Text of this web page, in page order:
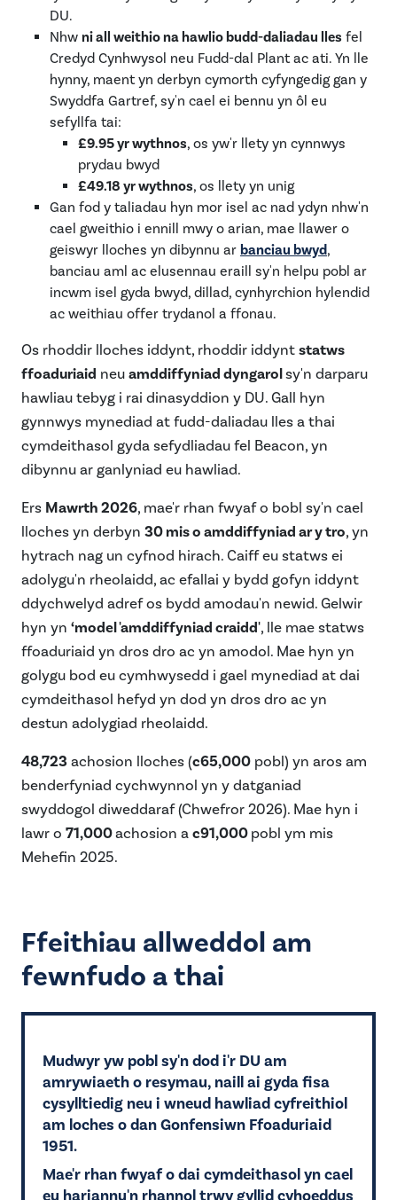
DU.
Nhw ni all weithio na hawlio budd-daliadau lles fel
Credyd Cynhwysol neu Fudd-dal Plant ac ati. Yn lle
hynny, maent yn derbyn cymorth cyfyngedig gan y
Swyddfa Gartref, sy'n cael ei bennu yn ôl eu
sefyllfa tai:
£9.95 yr wythnos, os yw'r llety yn cynnwys
prydau bwyd
£49.18 yr wythnos, os llety yn unig
Gan fod y taliadau hyn mor isel ac nad ydyn nhw'n
cael gweithio i ennill mwy o arian, mae llawer o
geiswyr lloches yn dibynnu ar banciau bwyd,
banciau aml ac elusennau eraill sy'n helpu pobl ar
incwm isel gyda bwyd, dillad, cynhyrchion hylendid
ac weithiau offer trydanol a ffonau.
Os rhoddir lloches iddynt, rhoddir iddyntstatws
ffoaduriaid neuamddiffyniad dyngarolsy'n darparu
hawliau tebyg i rai dinasyddion y DU. Gall hyn
gynnwys mynediad at fudd-daliadau lles a thai
cymdeithasol gyda sefydliadau fel Beacon, yn
dibynnu ar ganlyniad eu hawliad.
Ers Mawrth 2026, mae'r rhan fwyaf o bobl sy'n cael
lloches yn derbyn 30 mis o amddiffyniad ar y tro, yn
hytrach nag un cyfnod hirach. Caiff eu statws ei
adolygu'n rheolaidd, ac efallai y bydd gofyn iddynt
ddychwelyd adref os bydd amodau'n newid. Gelwir
hyn yn ‘model 'amddiffyniad craidd', lle mae statws
ffoaduriaid yn dros dro ac yn amodol. Mae hyn yn
golygu bod eu cymhwysedd i gael mynediad at dai
cymdeithasol hefyd yn dod yn dros dro ac yn
destun adolygiad rheolaidd.
48,723achosion lloches (c65,000 pobl) yn aros am
benderfyniad cychwynnol yn y datganiad
swyddogol diweddaraf (Chwefror 2026). Mae hyn i
lawr o 71,000achosion ac91,000pobl ym mis
Mehefin 2025.
Ffeithiau allweddol am
fewnfudo a thai
Mudwyr yw pobl sy'n dod i'r DU am
amrywiaeth o resymau, naill ai gyda fisa
cysylltiedig neu i wneud hawliad cyfreithiol
am loches o dan Gonfensiwn Ffoaduriaid
1951.
Mae'r rhan fwyaf o dai cymdeithasol yn cael